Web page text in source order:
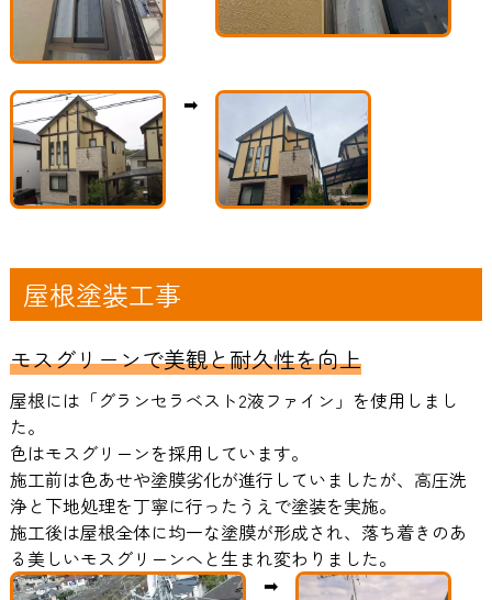
➡
屋根塗装工事
モスグリーンで美観と耐久性を向上
屋根には「グランセラベスト2液ファイン」を使用しまし
た。
色はモスグリーンを採用しています。
施工前は色あせや塗膜劣化が進行していましたが、高圧洗
浄と下地処理を丁寧に行ったうえで塗装を実施。
施工後は屋根全体に均一な塗膜が形成され、落ち着きのあ
る美しいモスグリーンへと生まれ変わりました。
➡